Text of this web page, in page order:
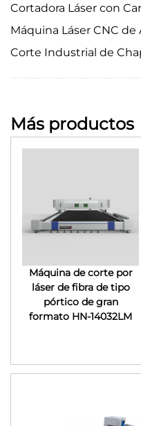
Cortadora Láser con
Máquina Láser CNC de
Corte Industrial de
Más productos
Máquina de corte por
láser de fibra de tipo
pórtico de gran
formato HN-14032LM